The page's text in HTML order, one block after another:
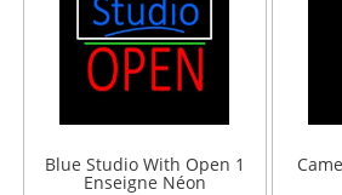
Blue Studio With Open 1
Enseigne Néon